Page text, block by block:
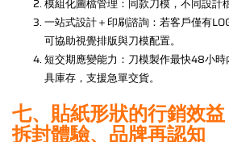
模組化圖檔管理：同款刀模，不同設計
一站式設計＋印刷諮詢：若客戶僅有
可協助視覺排版與刀模配置。
短交期應變能力：刀模製作最快48小
具庫存，支援急單交貨。
七、貼紙形狀的行銷效益
拆封體驗、品牌再認知